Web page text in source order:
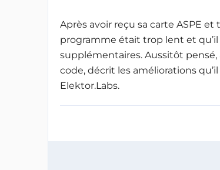
Après avoir reçu sa carte ASPE
programme était trop lent et
supplémentaires. Aussitôt
code, décrit les améliorations
Elektor.Labs.